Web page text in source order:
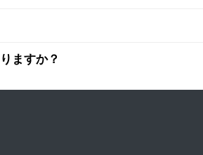
ますか？